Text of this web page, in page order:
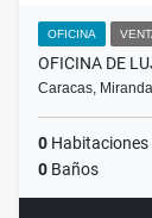
OFICINA
OFICINA DE
Caracas,
0 Habitaciones
0 Baños